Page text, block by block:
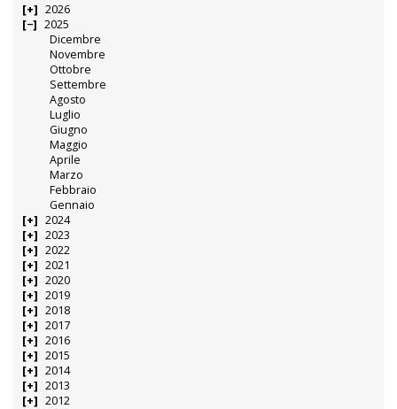
2026
2025
Dicembre
Novembre
Ottobre
Settembre
Agosto
Luglio
Giugno
Maggio
Aprile
Marzo
Febbraio
Gennaio
2024
2023
2022
2021
2020
2019
2018
2017
2016
2015
2014
2013
2012